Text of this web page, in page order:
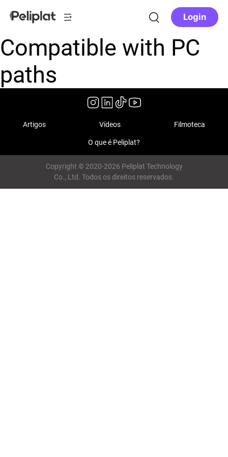
Login
Compatible with PC
paths
Artigos Vídeos Filmoteca
O que é Peliplat?
Copyright © 2020-2026 Peliplat Technology
Co., Ltd. Todos os direitos reservados.